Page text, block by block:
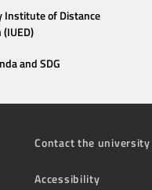
Institute of Distance
and SDG
Contact the university
Accessibility